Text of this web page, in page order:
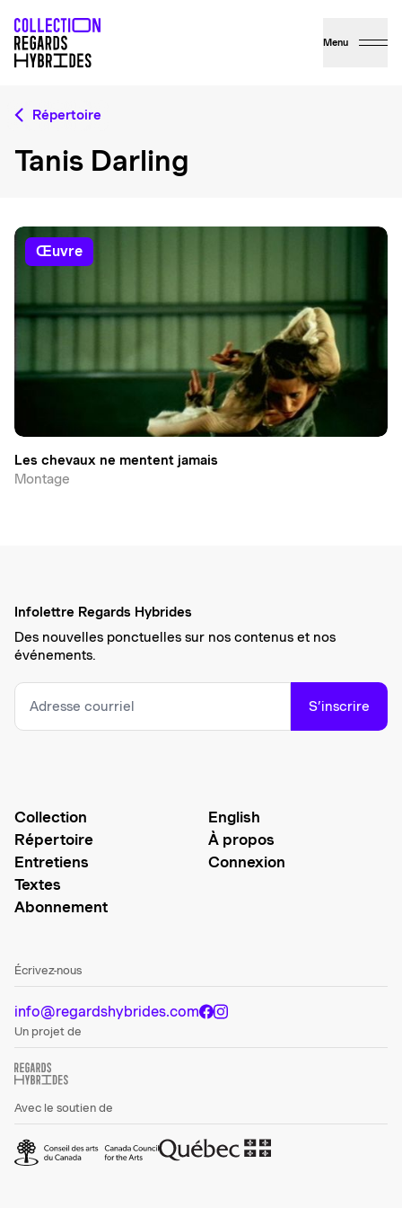
Menu
Répertoire
Tanis Darling
œuvre
Les chevaux ne mentent jamais
Montage
Infolettre Regards Hybrides
Des nouvelles ponctuelles sur nos contenus et nos
événements.
S’inscrire
Collection
Répertoire
Entretiens
Textes
Abonnement
English
À propos
Connexion
Écrivez-nous
info@regardshybrides.com
Un projet de
Avec le soutien de